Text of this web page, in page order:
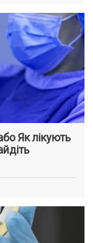
Як лікують